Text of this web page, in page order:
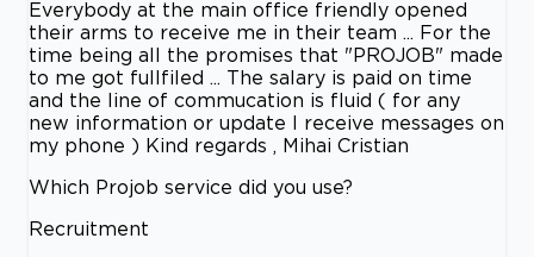
Everybody at the main office friendly opened
their arms to receive me in their team ... For the
time being all the promises that "PROJOB" made
to me got fullfiled ... The salary is paid on time
and the line of commucation is fluid ( for any
new information or update I receive messages on
my phone ) Kind regards , Mihai Cristian
Which Projob service did you use?
Recruitment